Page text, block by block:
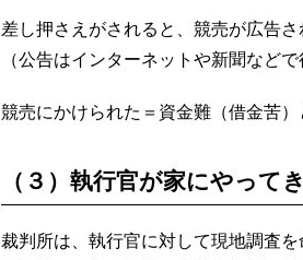
差し押さえがされると、競売が広告さ
（公告はインターネットや新聞など
競売にかけられた＝資金難（借金苦
（３）執行官が家にやって
裁判所は、執行官に対して現地調査